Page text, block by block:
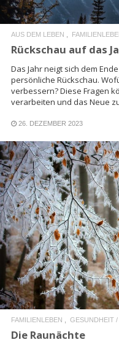
AUS DEM LEBEN
Rückschau auf das
Das Jahr neigt sich dem
persönliche Rückschau.
verbessern? Diese Fragen
verarbeiten und das Neue
26. DEZEMBER 2023
FAMILIENLEBEN GESUNDHEIT
Die Raunächte